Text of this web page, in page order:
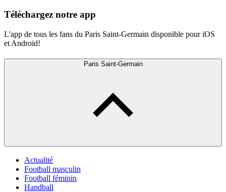
Téléchargez notre app
L'app de tous les fans du Paris Saint-Germain disponible pour iOS
et Android!
Paris Saint-Germain
Actualité
Football masculin
Football féminin
Handball